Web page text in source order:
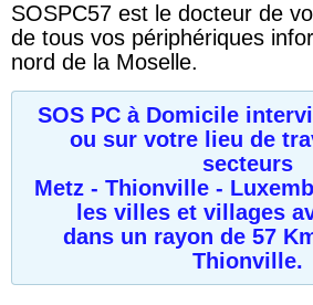
SOSPC57 est le docteur de
de tous vos périphériques
nord de la Moselle.
SOS PC à Domicile
ou sur votre lieu de
secteurs
Metz - Thionville -
les villes et villages
dans un rayon de 57
Thionville.